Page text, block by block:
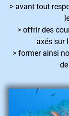
> avant tout
> offrir des
axés sur
> former ainsi